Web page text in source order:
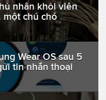
nhân khỏi viên
một chú chó
Wear OS sau 5
tin nhắn thoại